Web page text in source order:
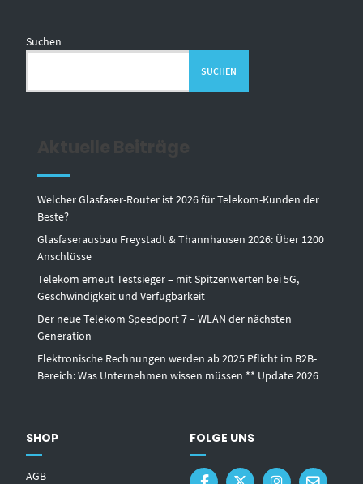
Suchen
SUCHEN
Welcher Glasfaser-Router ist 2026 für Telekom-Kunden der
Beste?
Glasfaserausbau Freystadt & Thannhausen 2026: Über 1200
Anschlüsse
Telekom erneut Testsieger – mit Spitzenwerten bei 5G,
Geschwindigkeit und Verfügbarkeit
Der neue Telekom Speedport 7 – WLAN der nächsten
Generation
Elektronische Rechnungen werden ab 2025 Pflicht im B2B-
Bereich: Was Unternehmen wissen müssen ** Update 2026
SHOP
AGB
FOLGE UNS